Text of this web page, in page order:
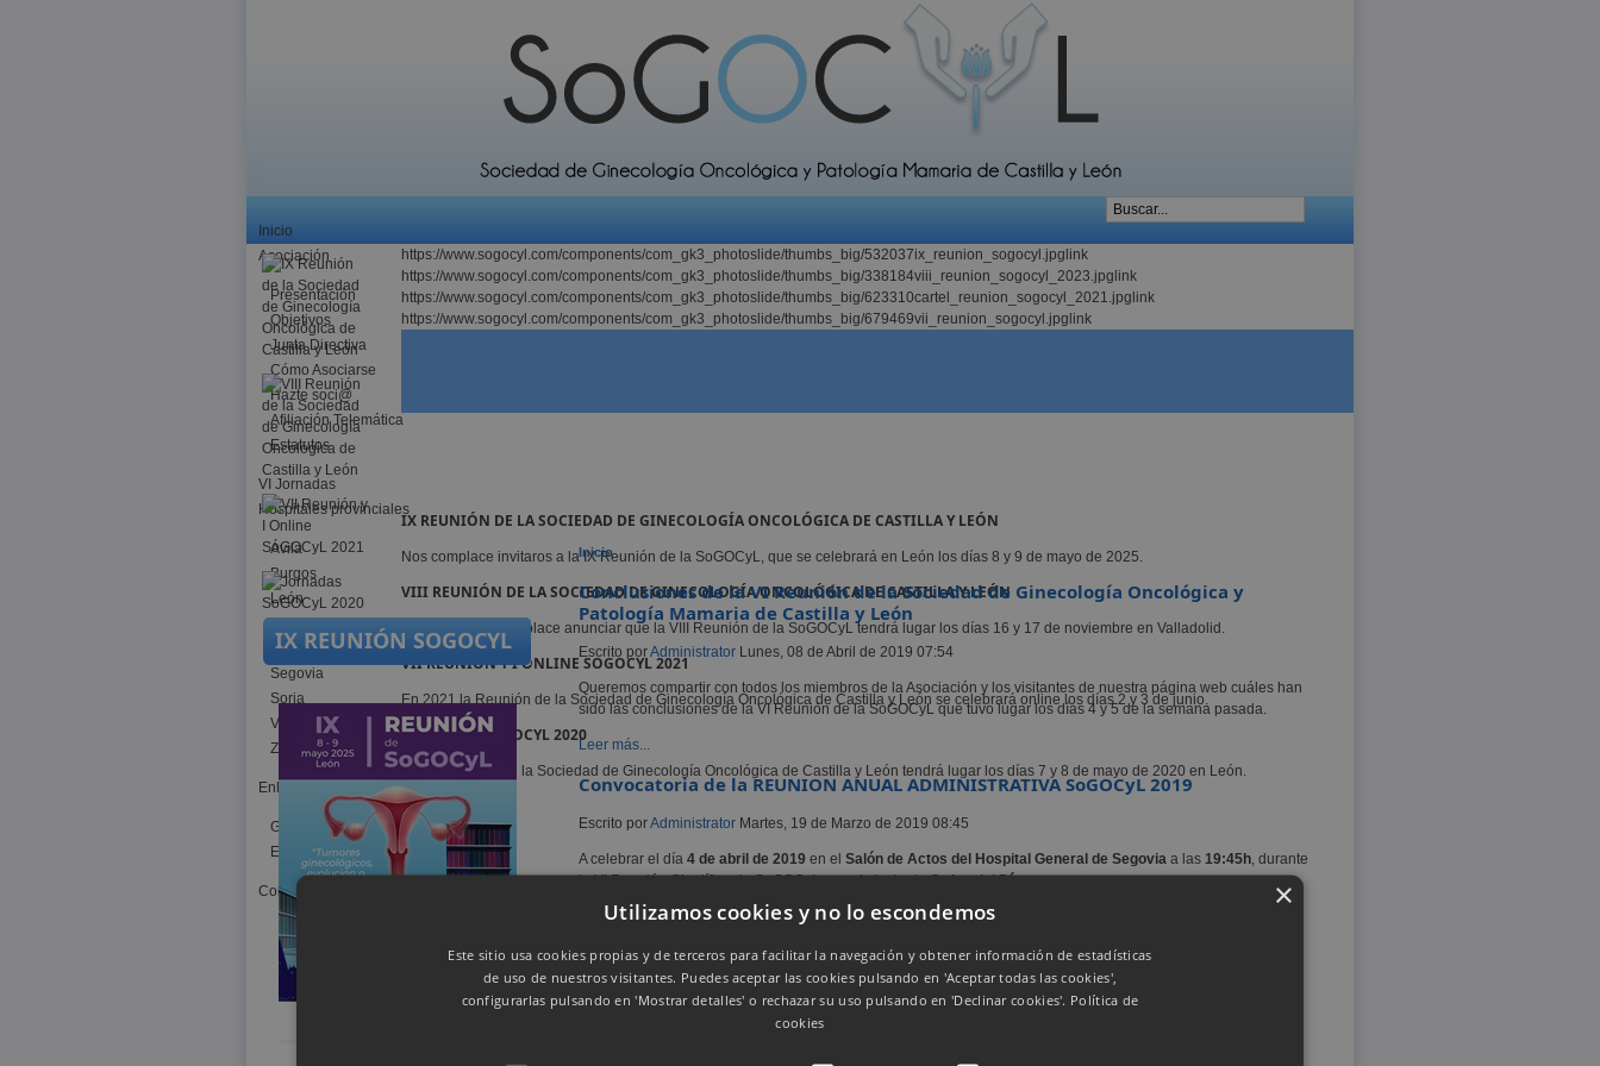
Inicio
Asociación
Presentación
Objetivos
Junta Directiva
Cómo Asociarse
Hazte soci@
Afiliación Telemática
Estatutos
VI Jornadas
Hospitales provinciales
Ávila
Burgos
León
Salamanca
Segovia
Soria
Valladolid
Zamora
Enlaces
Generales
Estadificación FIGO
Contacto
https://www.sogocyl.com/components/com_gk3_photoslide/thumbs_big/532037ix_reunion_sogocyl.jpg link
https://www.sogocyl.com/components/com_gk3_photoslide/thumbs_big/338184viii_reunion_sogocyl_2023.jpg link
https://www.sogocyl.com/components/com_gk3_photoslide/thumbs_big/623310cartel_reunion_sogocyl_2021.jpg link
https://www.sogocyl.com/components/com_gk3_photoslide/thumbs_big/679469vii_reunion_sogocyl.jpg link
IX REUNIÓN DE LA SOCIEDAD DE GINECOLOGÍA ONCOLÓGICA DE CASTILLA Y LEÓN
Nos complace invitaros a la IX Reunión de la SoGOCyL, que se celebrará en León los días 8 y 9 de mayo de 2025.
VIII REUNIÓN DE LA SOCIEDAD DE GINECOLOGÍA ONCOLÓGICA DE CASTILLA Y LEÓN
Este 2023 nos complace anunciar que la VIII Reunión de la SoGOCyL tendrá lugar los días 16 y 17 de noviembre en Valladolid.
VII REUNIÓN Y I ONLINE SOGOCYL 2021
En 2021 la Reunión de la Sociedad de Ginecología Oncológica de Castilla y León se celebrará online los días 2 y 3 de junio.
JORNADAS SOGOCYL 2020
La VII Reunión de la Sociedad de Ginecología Oncológica de Castilla y León tendrá lugar los días 7 y 8 de mayo de 2020 en León.
Inicio
Conclusiones de la VI Reunión de la Sociedad de Ginecología Oncológica y
Patología Mamaria de Castilla y León
Escrito porAdministrator Lunes, 08 de Abril de 2019 07:54
Queremos compartir con todos los miembros de la Asociación y los visitantes de nuestra página web cuáles han
sido las conclusiones de la VI Reunión de la SoGOCyL que tuvo lugar los días 4 y 5 de la semana pasada.
Leer más...
Convocatoria de la REUNION ANUAL ADMINISTRATIVA SoGOCyL 2019
Escrito porAdministrator Martes, 19 de Marzo de 2019 08:45
A celebrar el día4 de abril de 2019 en elSalón de Actos del Hospital General de Segovia a las19:45h, durante
la VI Reunión Científica de SoGOCyL con el siguienteOrden del Día:
Leer más...
Curso de subespecialización en
Ginecología Oncológica "El Escorial" - 22
de marzo en Madrid
IX REUNIÓN SOGOCYL
Utilizamos cookies y no lo escondemos
Este sitio usa cookies propias y de terceros para facilitar la navegación y obtener información de estadísticas
de uso de nuestros visitantes. Puedes aceptar las cookies pulsando en 'Aceptar todas las cookies',
configurarlas pulsando en 'Mostrar detalles' o rechazar su uso pulsando en 'Declinar cookies'. Política de
cookies
×